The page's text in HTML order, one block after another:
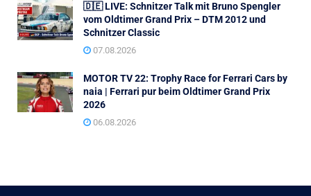
🇩🇪 LIVE: Schnitzer Talk mit Bruno Spengler
vom Oldtimer Grand Prix – DTM 2012 und
Schnitzer Classic
07.08.2026
MOTOR TV 22: Trophy Race for Ferrari Cars by
naia | Ferrari pur beim Oldtimer Grand Prix
2026
06.08.2026